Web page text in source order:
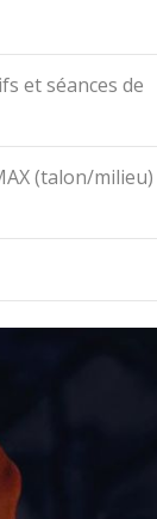
et séances de
(talon/milieu)